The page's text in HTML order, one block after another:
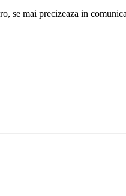
se mai precizeaza in